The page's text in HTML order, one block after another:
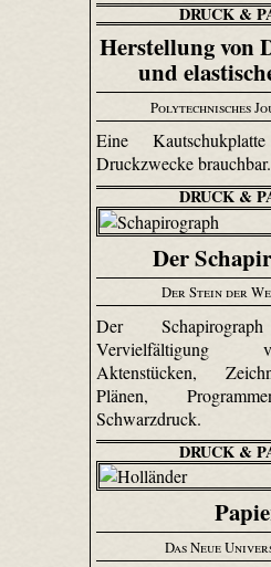
DRUCK &
Herstellung von
und
Polytechnisches
Eine
Druckzwecke brauchbar.
DRUCK &
Der
Der Stein der
Der
Vervielfältigung
Aktenstücken,
Plänen,
Schwarzdruck.
DRUCK &
Das Neue